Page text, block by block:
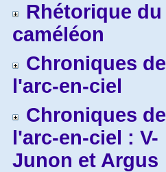
Rhétorique du
caméléon
Chroniques de
l'arc-en-ciel
Chroniques de
l'arc-en-ciel : V-
Junon et Argus